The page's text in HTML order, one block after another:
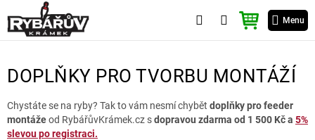
na
obsah
Menu
NÁKUPNÍ
KOŠÍK
DOPLŇKY PRO TVORBU MONTÁŽÍ
Chystáte se na ryby? Tak to vám nesmí chybět doplňky pro feeder
montážeod RybářůvKrámek.cz sdopravou zdarma od 1 500 Kč a 5%
slevou po registraci.